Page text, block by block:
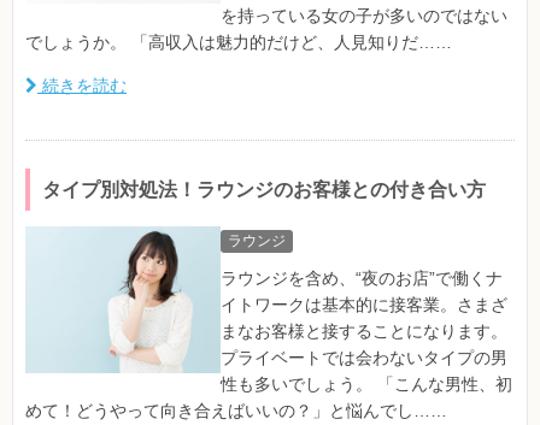
を持っている女の子が多いのではない
でしょうか。 「高収入は魅力的だけど、人見知りだ……
続きを読む
タイプ別対処法！ラウンジのお客様との付き合い方
ラウンジ
ラウンジを含め、“夜のお店”で働くナ
イトワークは基本的に接客業。さまざ
まなお客様と接することになります。
プライベートでは会わないタイプの男
性も多いでしょう。 「こんな男性、初
めて！どうやって向き合えばいいの？」と悩んでし……